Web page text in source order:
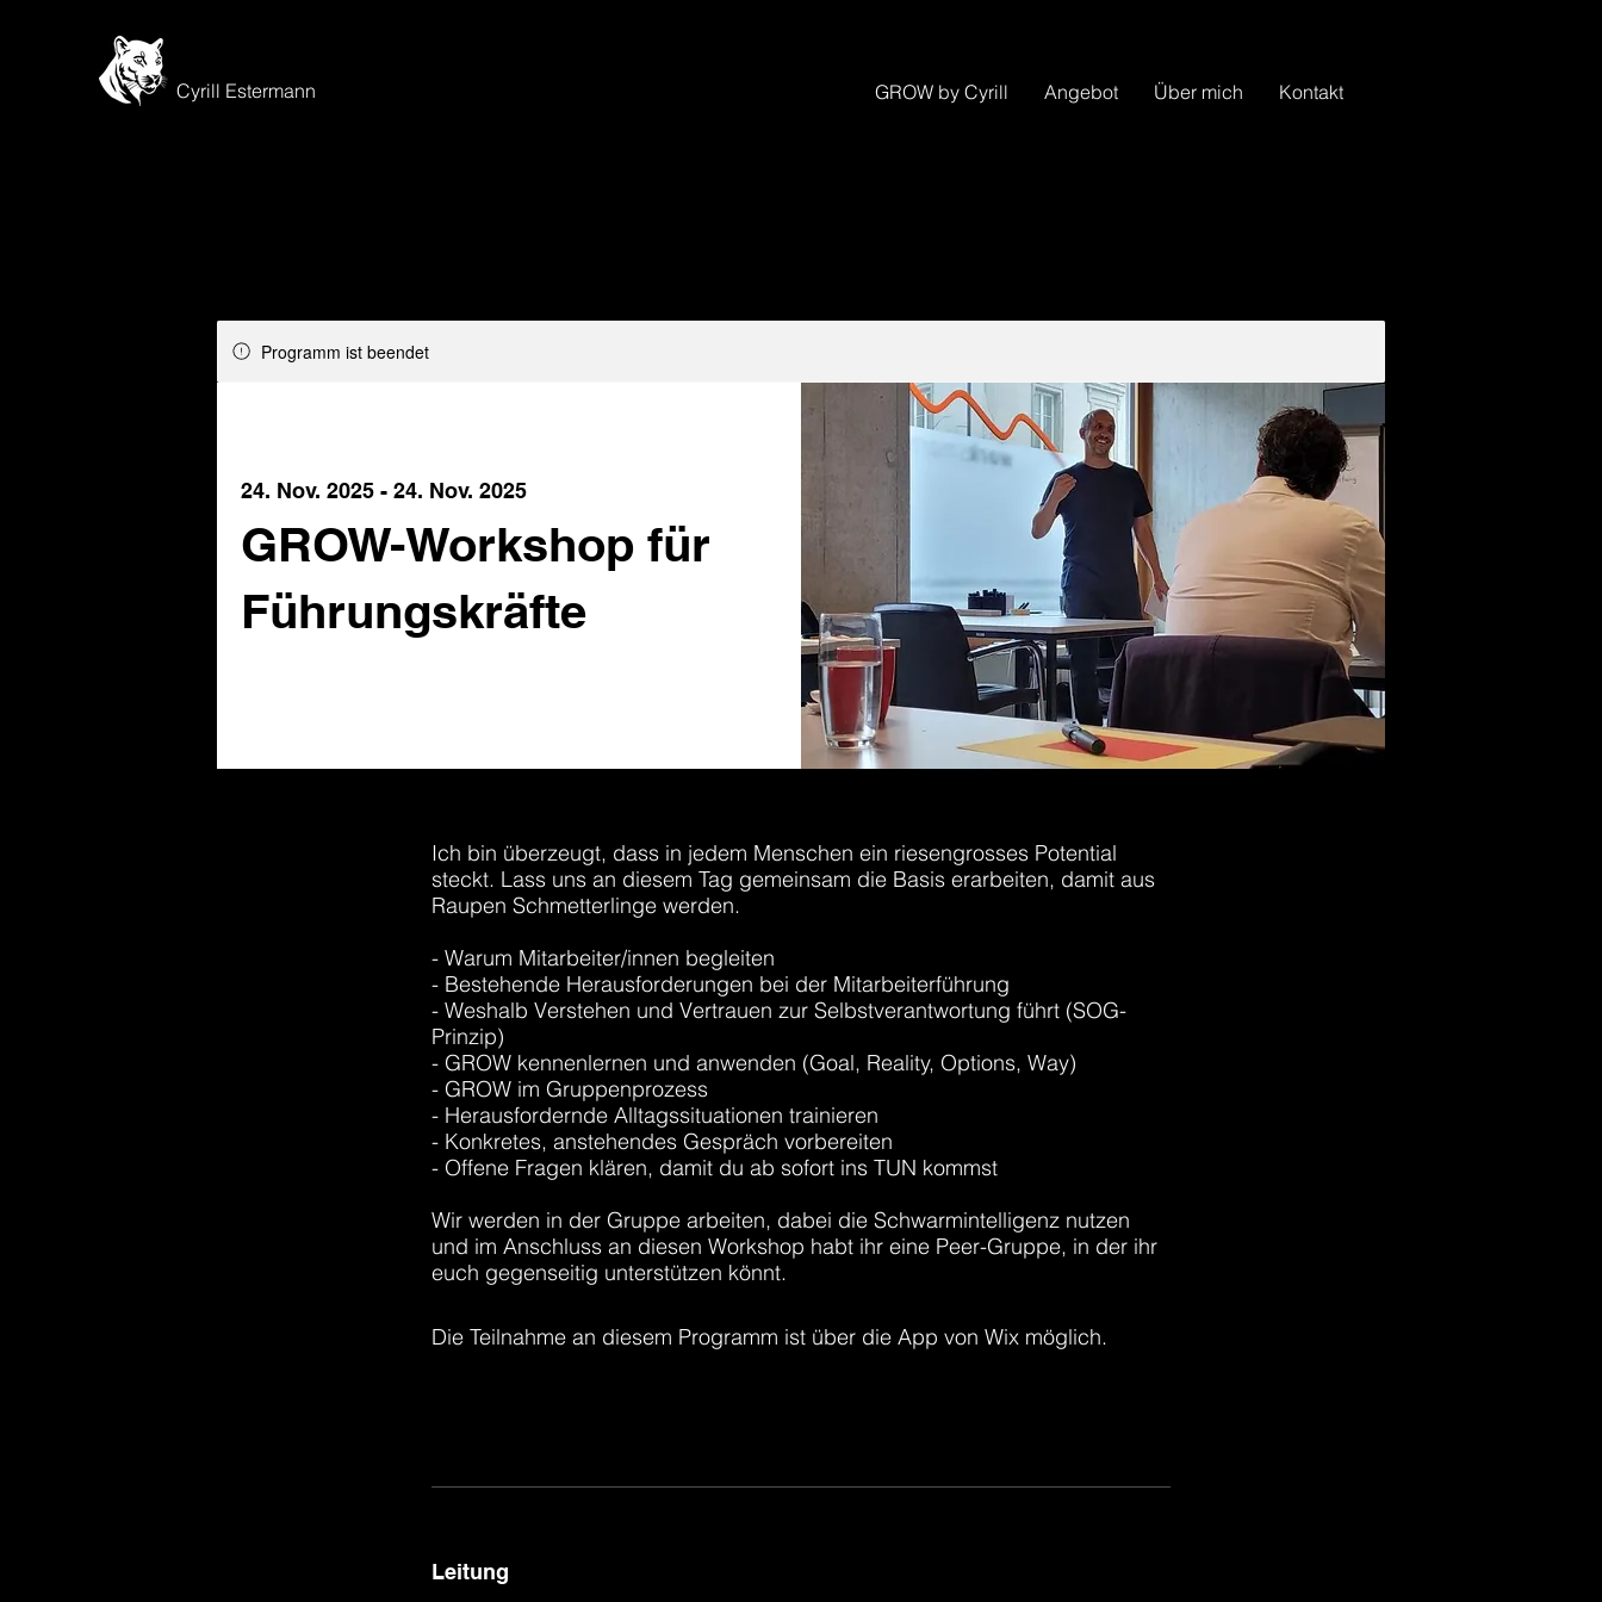
Cyrill Estermann GROW by Cyrill Angebot Über mich Kontakt
Programm ist beendet
GROW-Workshop für
Führungskräfte
24. Nov. 2025 - 24. Nov. 2025
Ich bin überzeugt, dass in jedem Menschen ein riesengrosses Potential
steckt. Lass uns an diesem Tag gemeinsam die Basis erarbeiten, damit aus
Raupen Schmetterlinge werden.
- Warum Mitarbeiter/innen begleiten
- Bestehende Herausforderungen bei der Mitarbeiterführung
- Weshalb Verstehen und Vertrauen zur Selbstverantwortung führt (SOG-
Prinzip)
- GROW kennenlernen und anwenden (Goal, Reality, Options, Way)
- GROW im Gruppenprozess
- Herausfordernde Alltagssituationen trainieren
- Konkretes, anstehendes Gespräch vorbereiten
- Offene Fragen klären, damit du ab sofort ins TUN kommst
Wir werden in der Gruppe arbeiten, dabei die Schwarmintelligenz nutzen
und im Anschluss an diesen Workshop habt ihr eine Peer-Gruppe, in der ihr
euch gegenseitig unterstützen könnt.
Die Teilnahme an diesem Programm ist über die App von Wix möglich.
Leitung